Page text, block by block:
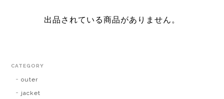
出品されている商品がありません。
CATEGORY
outer
jacket